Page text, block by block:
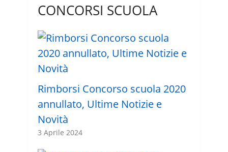
CONCORSI SCUOLA
Rimborsi Concorso scuola 2020
annullato, Ultime Notizie e
Novità
3 Aprile 2024